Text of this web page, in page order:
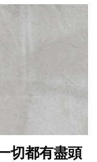
切都有盡頭